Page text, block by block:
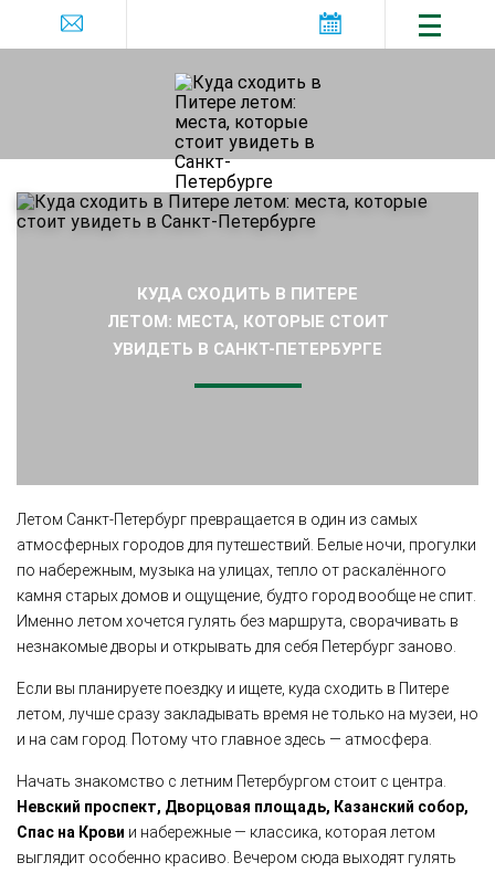
КУДА СХОДИТЬ В ПИТЕРЕ
ЛЕТОМ: МЕСТА, КОТОРЫЕ СТОИТ
УВИДЕТЬ В САНКТ-ПЕТЕРБУРГЕ
Летом Санкт-Петербург превращается в один из самых
атмосферных городов для путешествий. Белые ночи, прогулки
по набережным, музыка на улицах, тепло от раскалённого
камня старых домов и ощущение, будто город вообще не спит.
Именно летом хочется гулять без маршрута, сворачивать в
незнакомые дворы и открывать для себя Петербург заново.
Если вы планируете поездку и ищете, куда сходить в Питере
летом, лучше сразу закладывать время не только на музеи, но
и на сам город. Потому что главное здесь — атмосфера.
Начать знакомство с летним Петербургом стоит с центра.
Невский проспект, Дворцовая площадь, Казанский собор,
Спас на Крови и набережные — классика, которая летом
выглядит особенно красиво. Вечером сюда выходят гулять